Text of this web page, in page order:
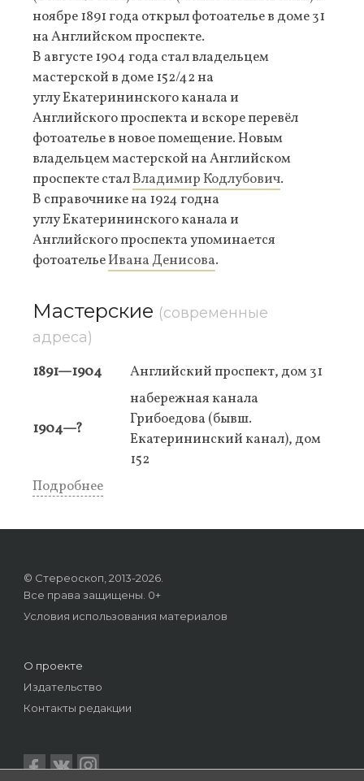
ноябре 1891 года открыл фотоателье в доме 31
на Английском проспекте.
В августе 1904 года стал владельцем
мастерской в доме 152/42 на
углу Екатерининского канала и
Английского проспекта и вскоре перевёл
фотоателье в новое помещение. Новым
владельцем мастерской на Английском
проспекте сталВладимир Кодлубович.
В справочнике на 1924 годна
углу Екатерининского канала и
Английского проспекта упоминается
фотоательеИвана Денисова.
Мастерские (современные
адреса)
1891—1904 Английский проспект, дом 31
1904—?
набережная канала
Грибоедова (бывш.
Екатерининский канал), дом
152
Подробнее
© Стереоскоп, 2013-2026.
Все права защищены. 0+
Условия использования материалов
О проекте
Издательство
Контакты редакции